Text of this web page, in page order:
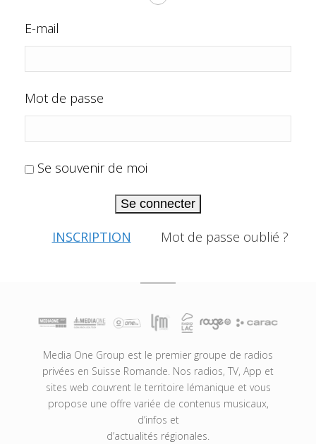
E-mail
Mot de passe
Se souvenir de moi
Se connecter
INSCRIPTION Mot de passe oublié ?
Media One Group est le premier groupe de radios
privées en Suisse Romande. Nos radios, TV, App et
sites web couvrent le territoire lémanique et vous
propose une offre variée de contenus musicaux,
d’infos et
d’actualités régionales.